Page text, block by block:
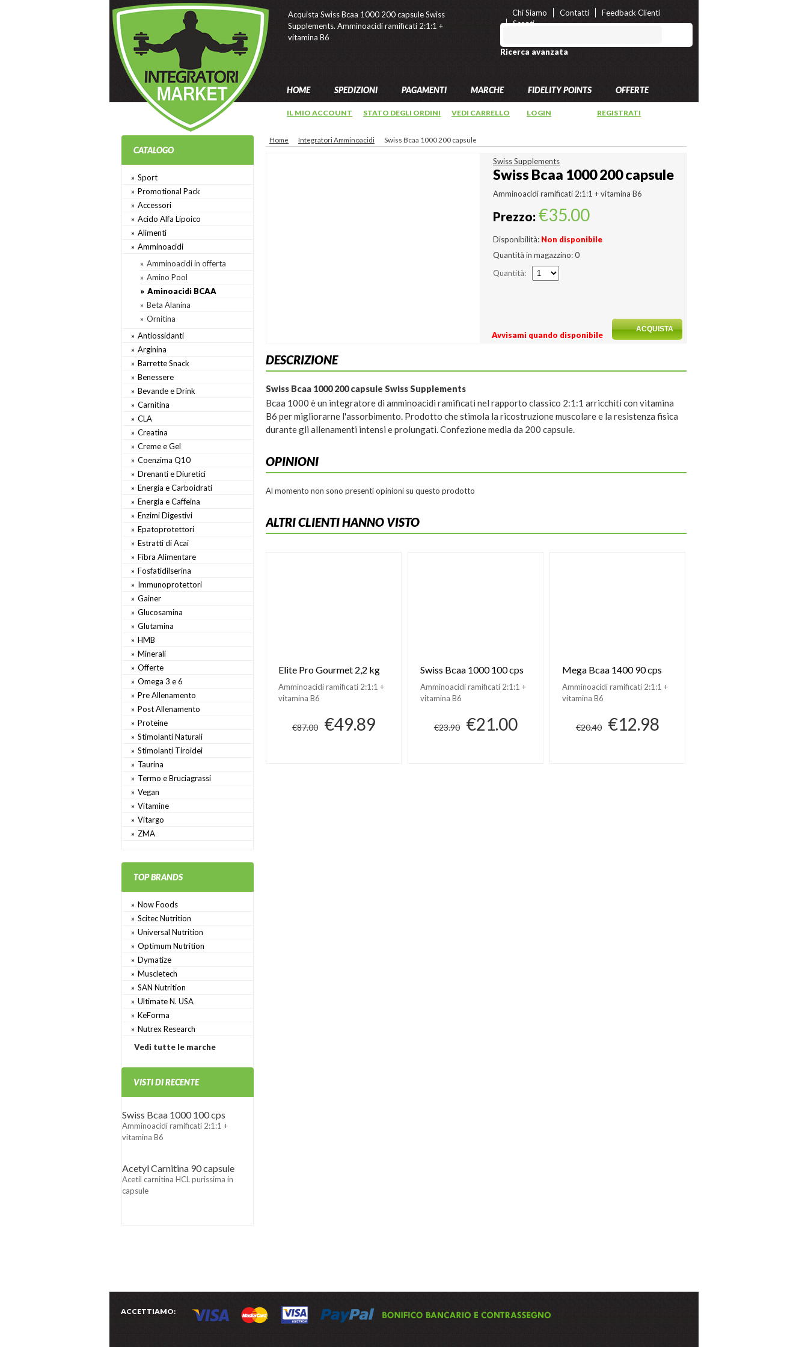
Acquista Swiss Bcaa 1000 200 capsule Swiss
Supplements. Amminoacidi ramificati 2:1:1 +
vitamina B6
Chi Siamo Contatti
Feedback Clienti
Sconti
Ricerca avanzata
HOME SPEDIZIONI PAGAMENTI MARCHE FIDELITY POINTS OFFERTE
IL MIO ACCOUNT STATO DEGLI ORDINI VEDI CARRELLO LOGIN REGISTRATI
CATALOGO
Sport
Promotional Pack
Accessori
Acido Alfa Lipoico
Alimenti
Amminoacidi
Amminoacidi in offerta
Amino Pool
Aminoacidi BCAA
Beta Alanina
Ornitina
Antiossidanti
Arginina
Barrette Snack
Benessere
Bevande e Drink
Carnitina
CLA
Creatina
Creme e Gel
Coenzima Q10
Drenanti e Diuretici
Energia e Carboidrati
Energia e Caffeina
Enzimi Digestivi
Epatoprotettori
Estratti di Acai
Fibra Alimentare
Fosfatidilserina
Immunoprotettori
Gainer
Glucosamina
Glutamina
HMB
Minerali
Offerte
Omega 3 e 6
Pre Allenamento
Post Allenamento
Proteine
Stimolanti Naturali
Stimolanti Tiroidei
Taurina
Termo e Bruciagrassi
Vegan
Vitamine
Vitargo
ZMA
TOP BRANDS
Now Foods
Scitec Nutrition
Universal Nutrition
Optimum Nutrition
Dymatize
Muscletech
SAN Nutrition
Ultimate N. USA
KeForma
Nutrex Research
Vedi tutte le marche
VISTI DI RECENTE
Swiss Bcaa 1000 100 cps
Amminoacidi ramificati 2:1:1 +
vitamina B6
Acetyl Carnitina 90 capsule
Acetil carnitina HCL purissima in
capsule
Home Integratori Amminoacidi Swiss Bcaa 1000 200 capsule
Swiss Supplements
Swiss Bcaa 1000 200 capsule
Amminoacidi ramificati 2:1:1 + vitamina B6
Prezzo: €35.00
Disponibilità: Non disponibile
Quantità in magazzino:0
Quantità:
Avvisami quando disponibile
DESCRIZIONE
Swiss Bcaa 1000 200 capsule Swiss Supplements
Bcaa 1000 è un integratore di amminoacidi ramificati nel rapporto classico 2:1:1 arricchiti con vitamina
B6 per migliorarne l'assorbimento. Prodotto che stimola la ricostruzione muscolare e la resistenza fisica
durante gli allenamenti intensi e prolungati. Confezione media da 200 capsule.
OPINIONI
Al momento non sono presenti opinioni su questo prodotto
ALTRI CLIENTI HANNO VISTO
Elite Pro Gourmet 2,2 kg
Amminoacidi ramificati 2:1:1 +
vitamina B6
€87.00 €49.89
Swiss Bcaa 1000 100 cps
Amminoacidi ramificati 2:1:1 +
vitamina B6
€23.90 €21.00
Mega Bcaa 1400 90 cps
Amminoacidi ramificati 2:1:1 +
vitamina B6
€20.40 €12.98
ACCETTIAMO: